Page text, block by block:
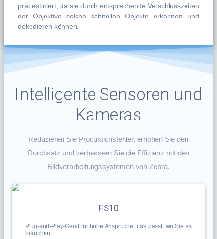
prädestiniert, da sie durch entsprechende Verschlusszeiten
der Objektive solche schnellen Objekte erkennen und
dekodieren können.
Intelligente Sensoren und
Kameras
Reduzieren Sie Produktionsfehler, erhöhen Sie den
Durchsatz und verbessern Sie die Effizienz mit den
Bildverarbeitungssystemen von Zebra.
FS10
Plug-and-Play-Gerät für hohe Ansprüche, das passt, wo Sie es
brauchen.